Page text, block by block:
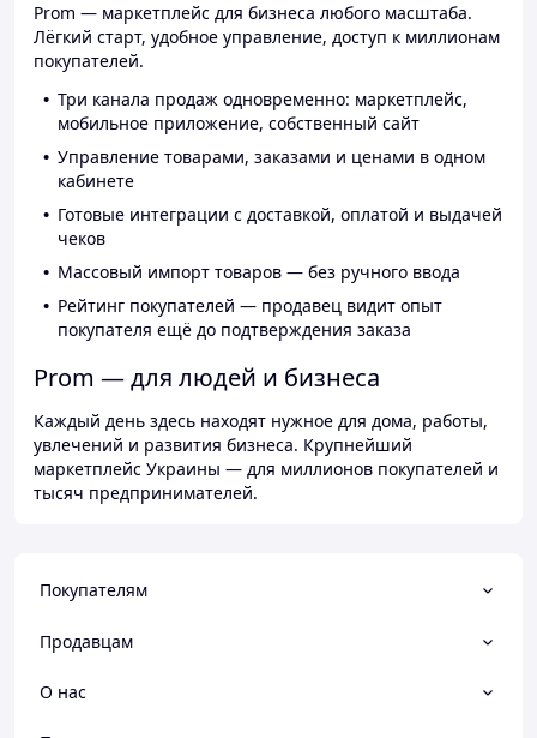
Prom — маркетплейс для бизнеса любого масштаба.
Лёгкий старт, удобное управление, доступ к миллионам
покупателей.
Три канала продаж одновременно: маркетплейс,
мобильное приложение, собственный сайт
Управление товарами, заказами и ценами в одном
кабинете
Готовые интеграции с доставкой, оплатой и выдачей
чеков
Массовый импорт товаров — без ручного ввода
Рейтинг покупателей — продавец видит опыт
покупателя ещё до подтверждения заказа
Prom — для людей и бизнеса
Каждый день здесь находят нужное для дома, работы,
увлечений и развития бизнеса. Крупнейший
маркетплейс Украины — для миллионов покупателей и
тысяч предпринимателей.
Покупателям
Продавцам
О нас